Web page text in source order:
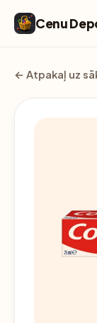
Cenu
← Atpakaļ uz